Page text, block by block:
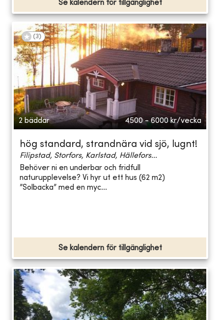
Se kalendern för tillgänglighet
(3)
2 bäddar 4500 - 6000 kr/vecka
hög standard, strandnära vid sjö, lugnt!
Filipstad, Storfors, Karlstad, Hällefors...
Behöver ni en underbar och fridfull
naturupplevelse? Vi hyr ut ett hus (62 m2)
”Solbacka” med en myc...
Se kalendern för tillgänglighet